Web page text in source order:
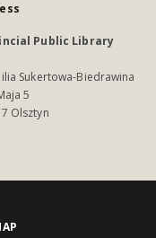
Public Library
Sukertowa-Biedrawina
5
Olsztyn